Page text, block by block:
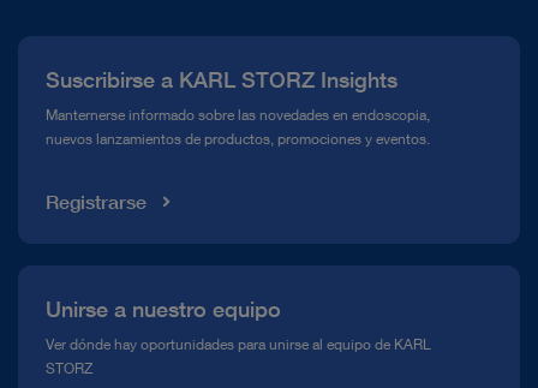
Línea de atención para el Cumplimiento normativo (Hotline)
Mediateca
Suscribirse a KARL STORZ Insights
Manternerse informado sobre las novedades en endoscopia,
nuevos lanzamientos de productos, promociones y eventos.
Registrarse
Unirse a nuestro equipo
Ver dónde hay oportunidades para unirse al equipo de KARL
STORZ